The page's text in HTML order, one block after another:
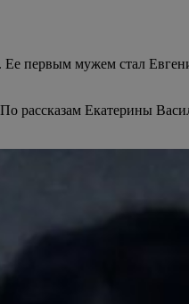
Ее первым мужем стал
Екатерины